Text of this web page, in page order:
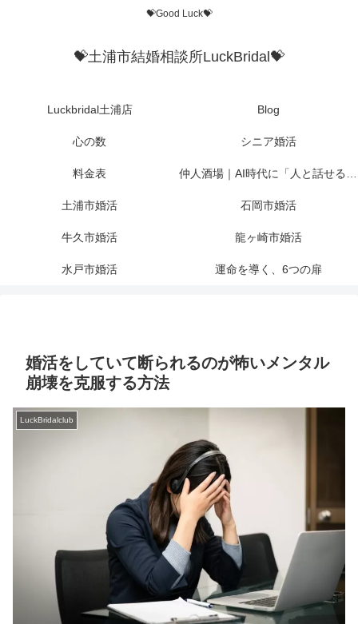
💝Good Luck💝
💝土浦市結婚相談所LuckBridal💝
Luckbridal土浦店 Blog
心の数 シニア婚活
料金表 仲人酒場｜AI時代に「人と話せる場所」を作りたかった
土浦市婚活 石岡市婚活
牛久市婚活 龍ヶ崎市婚活
水戸市婚活 運命を導く、6つの扉
婚活をしていて断られるのが怖いメンタル
崩壊を克服する方法
LuckBridalclub